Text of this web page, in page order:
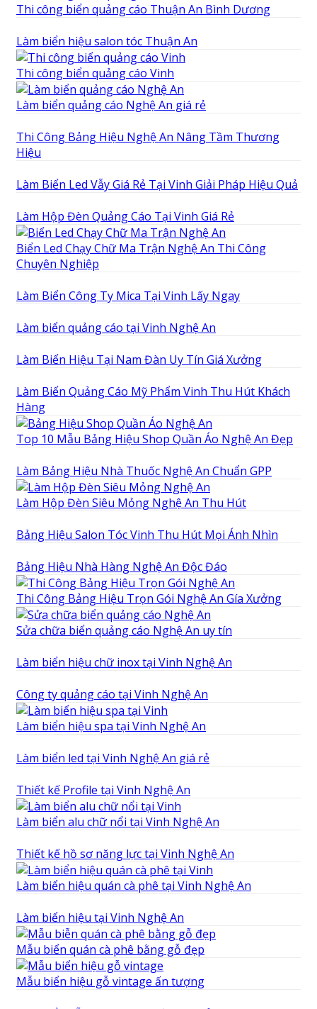
Thi công biển quảng cáo Thuận An Bình Dương
Làm biển hiệu salon tóc Thuận An
Thi công biển quảng cáo Vinh
Làm biển quảng cáo Nghệ An giá rẻ
Thi Công Bảng Hiệu Nghệ An Nâng Tầm Thương
Hiệu
Làm Biển Led Vẫy Giá Rẻ Tại Vinh Giải Pháp Hiệu Quả
Làm Hộp Đèn Quảng Cáo Tại Vinh Giá Rẻ
Biển Led Chạy Chữ Ma Trận Nghệ An Thi Công
Chuyên Nghiệp
Làm Biển Công Ty Mica Tại Vinh Lấy Ngay
Làm biển quảng cáo tại Vinh Nghệ An
Làm Biển Hiệu Tại Nam Đàn Uy Tín Giá Xưởng
Làm Biển Quảng Cáo Mỹ Phẩm Vinh Thu Hút Khách
Hàng
Top 10 Mẫu Bảng Hiệu Shop Quần Áo Nghệ An Đẹp
Làm Bảng Hiệu Nhà Thuốc Nghệ An Chuẩn GPP
Làm Hộp Đèn Siêu Mỏng Nghệ An Thu Hút
Bảng Hiệu Salon Tóc Vinh Thu Hút Mọi Ánh Nhìn
Bảng Hiệu Nhà Hàng Nghệ An Độc Đáo
Thi Công Bảng Hiệu Trọn Gói Nghệ An Gía Xưởng
Sửa chữa biển quảng cáo Nghệ An uy tín
Làm biển hiệu chữ inox tại Vinh Nghệ An
Công ty quảng cáo tại Vinh Nghệ An
Làm biển hiệu spa tại Vinh Nghệ An
Làm biển led tại Vinh Nghệ An giá rẻ
Thiết kế Profile tại Vinh Nghệ An
Làm biển alu chữ nổi tại Vinh Nghệ An
Thiết kế hồ sơ năng lực tại Vinh Nghệ An
Làm biển hiệu quán cà phê tại Vinh Nghệ An
Làm biển hiệu tại Vinh Nghệ An
Mẫu biển quán cà phê bằng gỗ đẹp
Mẫu biển hiệu gỗ vintage ấn tượng